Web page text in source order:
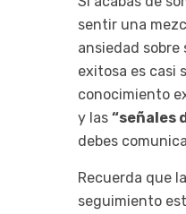
sentir una
ansiedad sobre
exitosa es casi
conocimiento
y las “señales
debes
Recuerda que
seguimiento